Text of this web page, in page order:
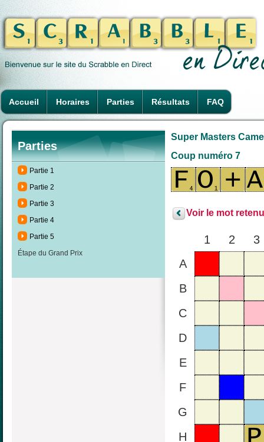
Accueil Horaires Parties Résultats FAQ
Parties
Partie 1
Partie 2
Partie 3
Partie 4
Partie 5
Étape du Grand Prix
Super Masters
Coup numéro 7
Voir le mot
1 2
3
A
B
C
D
E
F
G
H